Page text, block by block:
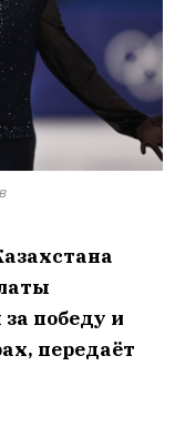
победу и
передаёт